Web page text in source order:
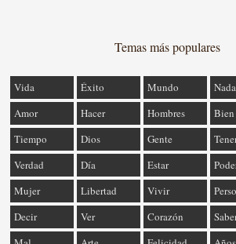
Temas más populares
Vida Éxito Mundo
Nada
Amor
Hacer Hombres
Bien
Tiempo
Dios Gente
Verdad
Día Estar
Mujer
Libertad Vivir
Decir
Ver Corazón